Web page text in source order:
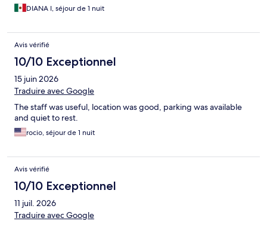
DIANA I, séjour de 1 nuit
Avis vérifié
10/10 Exceptionnel
15 juin 2026
Traduire avec Google
The staff was useful, location was good, parking was available
and quiet to rest.
rocio, séjour de 1 nuit
Avis vérifié
10/10 Exceptionnel
11 juil. 2026
Traduire avec Google